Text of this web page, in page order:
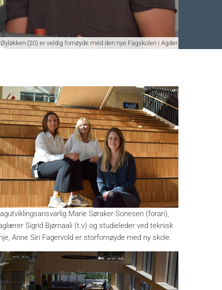
(20) er veldig fornøyde med den nye Fagskolen i Agder
Twitter
LinkedIn
Marie Søraker-Sonesen (foran),
Sigrid Bjørnaali (t.v) og studieleder ved teknisk
Anne Siri Fagervold er storfornøyde med ny skole.